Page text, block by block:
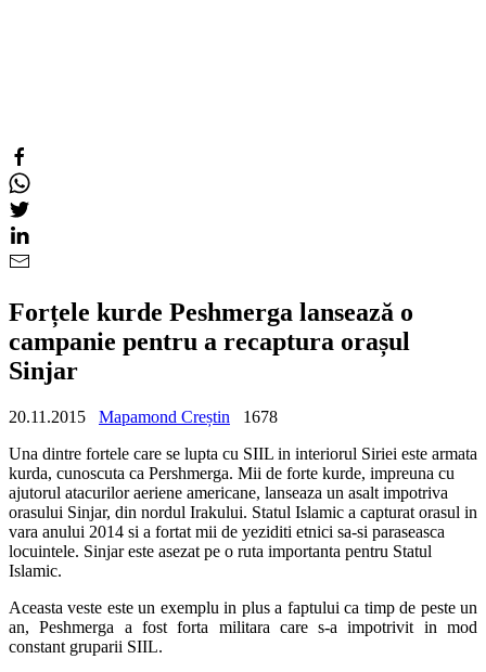
Forțele kurde Peshmerga lansează o
campanie pentru a recaptura orașul
Sinjar
20.11.2015 Mapamond Creștin
1678
Una dintre fortele care se lupta cu SIIL in interiorul Siriei este armata
kurda, cunoscuta ca Pershmerga. Mii de forte kurde, impreuna cu
ajutorul atacurilor aeriene americane, lanseaza un asalt impotriva
orasului Sinjar, din nordul Irakului. Statul Islamic a capturat orasul in
vara anului 2014 si a fortat mii de yeziditi etnici sa-si paraseasca
locuintele. Sinjar este asezat pe o ruta importanta pentru Statul
Islamic.
Aceasta veste este un exemplu in plus a faptului ca timp de peste un
an, Peshmerga a fost forta militara care s-a impotrivit in mod
constant gruparii SIIL.